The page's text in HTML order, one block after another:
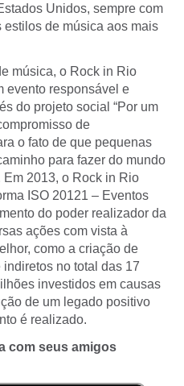
Unidos, sempre com
de música aos mais
música, o Rock in Rio
evento responsável e
do projeto social “Por um
de
o fato de que pequenas
para fazer do mundo
2013, o Rock in Rio
ISO 20121 – Eventos
do poder realizador da
ações com vista à
como a criação de
no total das 17
investidos em causas
de um legado positivo
é realizado.
com seus amigos